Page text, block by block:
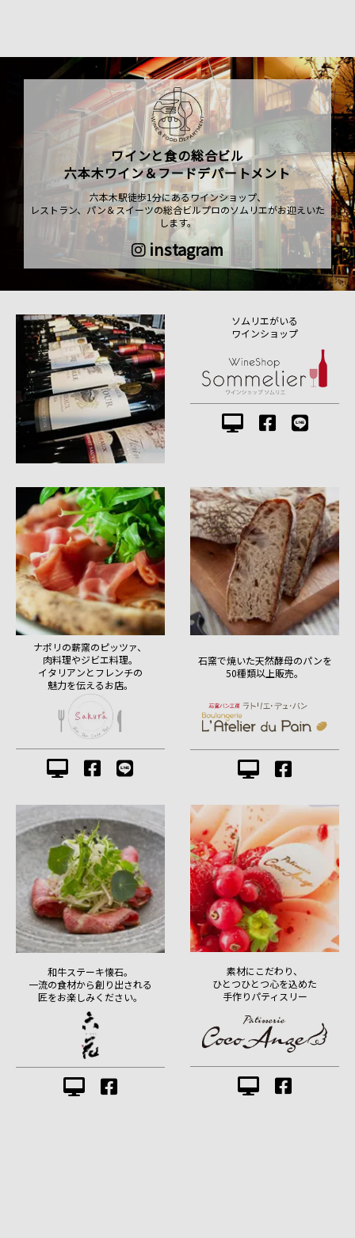
ワインと食の総合ビル
六本木ワイン＆フードデパートメント
六本木駅徒歩1分にあるワインショップ、
レストラン、パン＆スイーツの総合ビルプロのソムリエがお迎えいた
します。
instagram
ソムリエがいる
ワインショップ
ナポリの薪窯のピッツァ、
肉料理やジビエ料理。
イタリアンとフレンチの
魅力を伝えるお店。
石窯で焼いた天然酵母のパンを
50種類以上販売。
和牛ステーキ懐石。
一流の食材から創り出される
匠をお楽しみください。
素材にこだわり、
ひとつひとつ心を込めた
手作りパティスリー